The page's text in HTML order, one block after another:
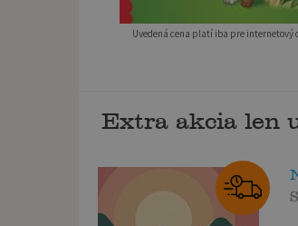
Uvedená cena platí iba pre internetový
Extra akcia len